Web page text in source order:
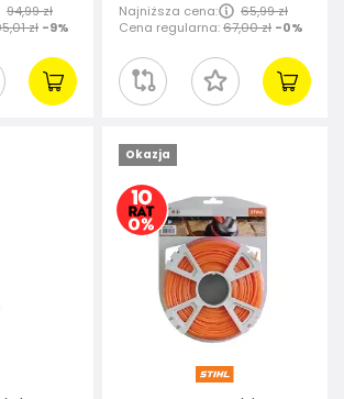
94,99 zł
zł -9%
Najniższa cena:
65,99 zł
Cena regularna:67,00 zł -0%
Okazja